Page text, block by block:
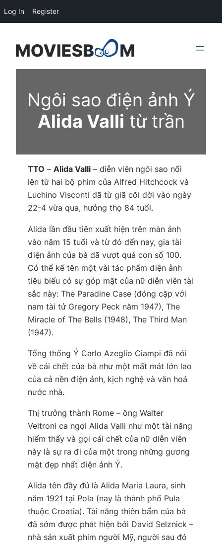
content
Ngôi sao điện ảnh Ý
Alida Valli từ trần
TTO – Alida Valli – diễn viên ngôi sao nổi
lên từ hai bộ phim của Alfred Hitchcock và
Luchino Visconti đã từ giã cõi đời vào ngày
22-4 vừa qua, hưởng thọ 84 tuổi.
Alida lần đầu tiên xuất hiện trên màn ảnh
vào năm 15 tuổi và từ đó đến nay, gia tài
điện ảnh của bà đã vượt quá con số 100.
Có thể kể tên một vài tác phẩm điện ảnh
tiêu biểu có sự góp mặt của nữ diễn viên tài
sắc này: The Paradine Case (đóng cặp với
nam tài tử Gregory Peck năm 1947), The
Miracle of The Bells (1948), The Third Man
(1947).
Tổng thống Ý Carlo Azeglio Ciampi đã nói
về cái chết của bà như một mất mát lớn lao
của cả nền điện ảnh, kịch nghệ và văn hoá
nước nhà.
Thị trưởng thành Rome – ông Walter
Veltroni ca ngợi Alida Valli như một tài năng
hiếm thấy và gọi cái chết của nữ diễn viên
này là sự ra đi của một trong những gương
mặt đẹp nhất điện ảnh Ý.
Alida tên đầy đủ là Alida Maria Laura, sinh
năm 1921 tại Pola (nay là thành phố Pula
thuộc Croatia). Tài năng thiên bẩm của bà
đã sớm được phát hiện bởi David Selznick –
nhà sản xuất phim người Mỹ, người sau đó
Log In Register